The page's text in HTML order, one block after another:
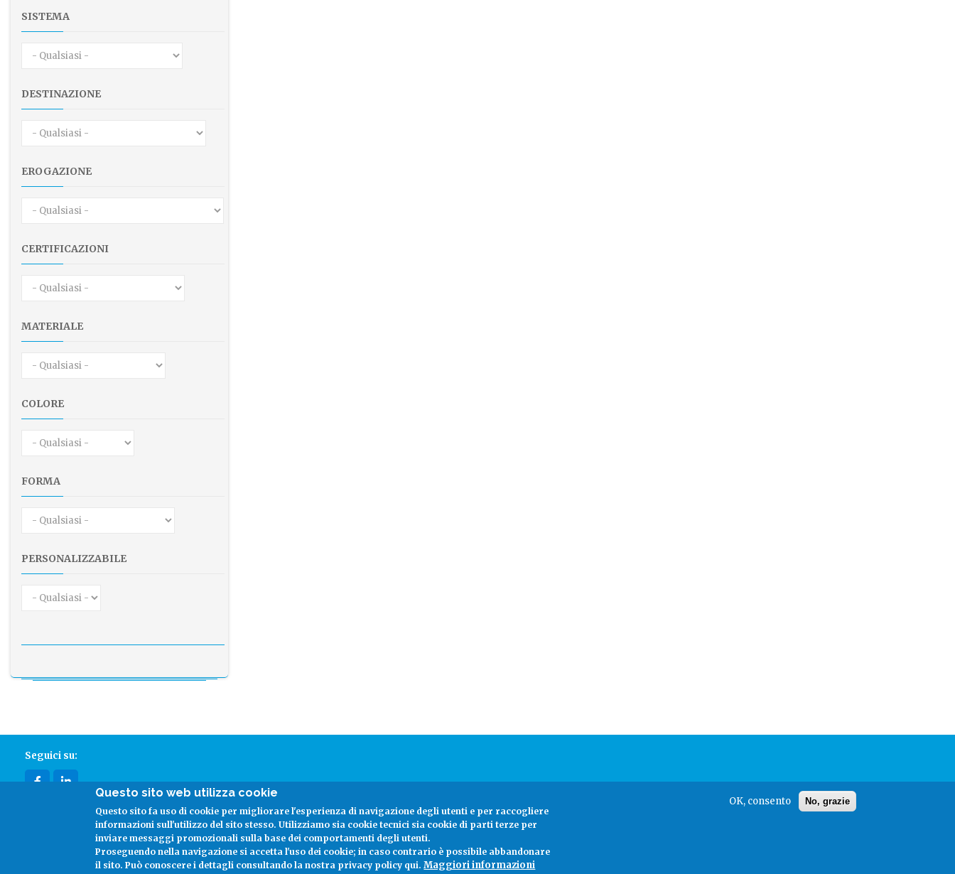
SISTEMA
DESTINAZIONE
EROGAZIONE
CERTIFICAZIONI
MATERIALE
COLORE
FORMA
PERSONALIZZABILE
Seguici su:
Costanter S.p.a.2026 -Informativa sulla Privacy
Questo sito web utilizza cookie
Questo sito fa uso di cookie per migliorare l'esperienza di navigazione degli utenti e per raccogliere
informazioni sull'utilizzo del sito stesso. Utilizziamo sia cookie tecnici sia cookie di parti terze per
inviare messaggi promozionali sulla base dei comportamenti degli utenti.
Proseguendo nella navigazione si accetta l'uso dei cookie; in caso contrario è possibile abbandonare
il sito. Può conoscere i dettagli consultando la nostra privacy policy qui. Maggiori informazioni
OK, consento No, grazie